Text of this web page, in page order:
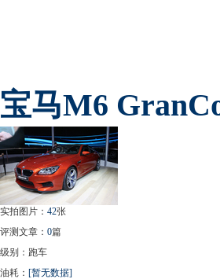
宝马M6
实拍图片： 42张
评测文章： 0篇
级别：跑车
油耗： [暂无数据]